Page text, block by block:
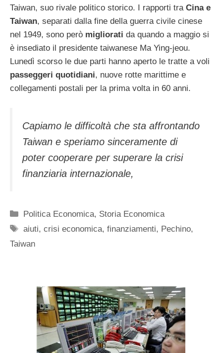
Taiwan, suo rivale politico storico. I rapporti tra Cina e
Taiwan, separati dalla fine della guerra civile cinese
nel 1949, sono però migliorati da quando a maggio si
è insediato il presidente taiwanese Ma Ying-jeou.
Lunedì scorso le due parti hanno aperto le tratte a voli
passeggeri quotidiani, nuove rotte marittime e
collegamenti postali per la prima volta in 60 anni.
Capiamo le difficoltà che sta affrontando
Taiwan e speriamo sinceramente di
poter cooperare per superare la crisi
finanziaria internazionale,
Categorie
Politica Economica, Storia Economica
Tag
aiuti,crisi economica,finanziamenti, Pechino,
Taiwan